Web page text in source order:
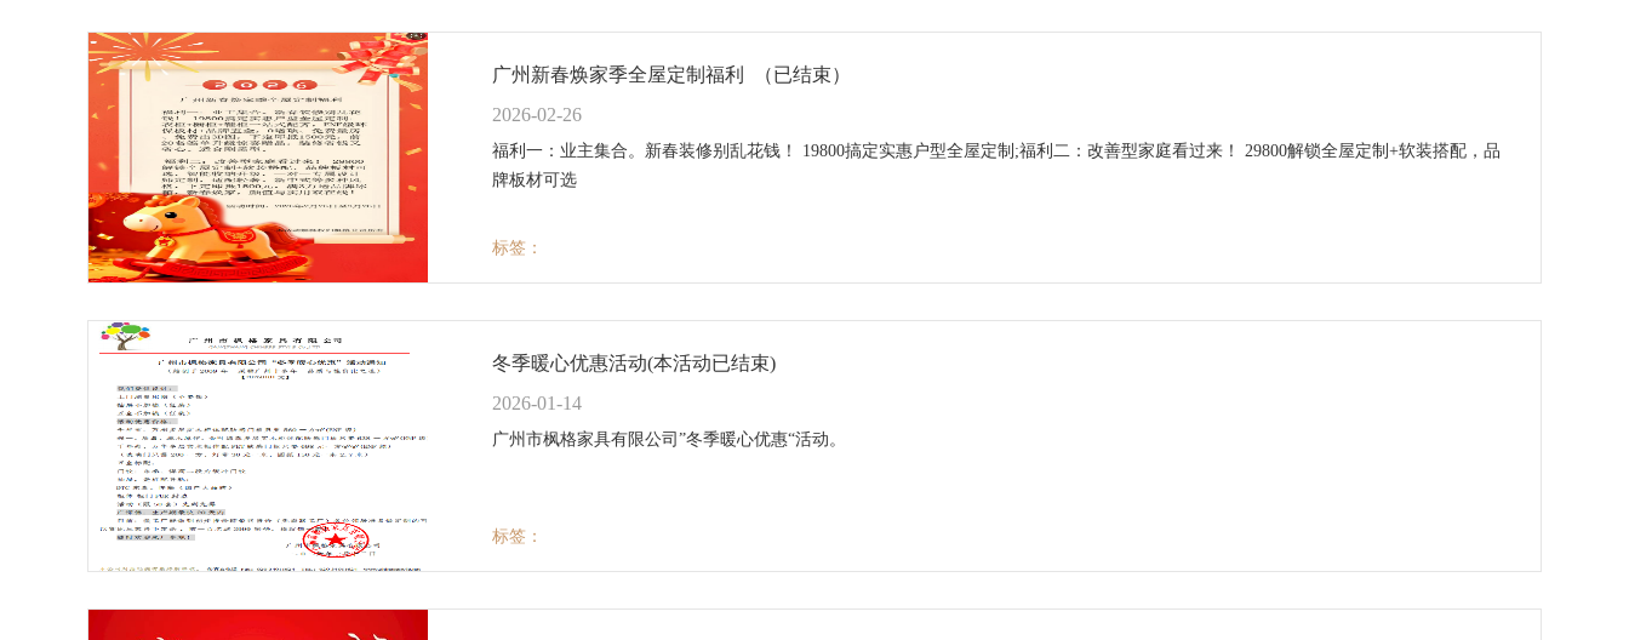
广州新春焕家季全屋定制福利 （已结束）
2026-02-26
福利一：业主集合。新春装修别乱花钱！ 19800搞定实惠户型全屋定制;福利二：改善型家庭看过来！ 29800解锁全屋定制+软装搭配，品
牌板材可选
标签：
冬季暖心优惠活动(本活动已结束)
2026-01-14
广州市枫格家具有限公司”冬季暖心优惠“活动。
标签：